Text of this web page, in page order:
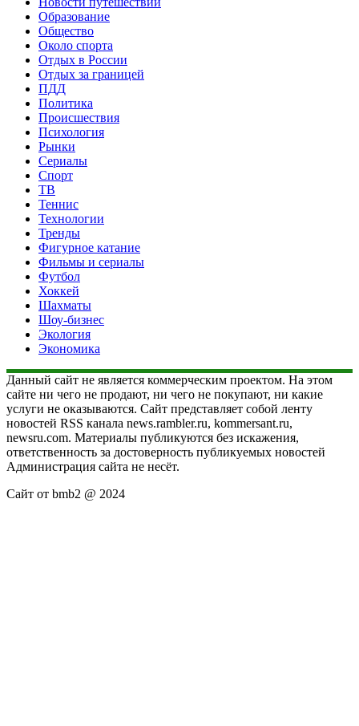
Образование
Общество
Около спорта
Отдых в России
Отдых за границей
ПДД
Политика
Происшествия
Психология
Рынки
Сериалы
Спорт
ТВ
Теннис
Технологии
Тренды
Фигурное катание
Фильмы и сериалы
Футбол
Хоккей
Шахматы
Шоу-бизнес
Экология
Экономика
Данный сайт не является коммерческим проектом. На этом
сайте ни чего не продают, ни чего не покупают, ни какие
услуги не оказываются. Сайт представляет собой ленту
новостей RSS канала news.rambler.ru, kommersant.ru,
newsru.com. Материалы публикуются без искажения,
ответственность за достоверность публикуемых новостей
Администрация сайта не несёт.
Сайт от bmb2 @ 2024